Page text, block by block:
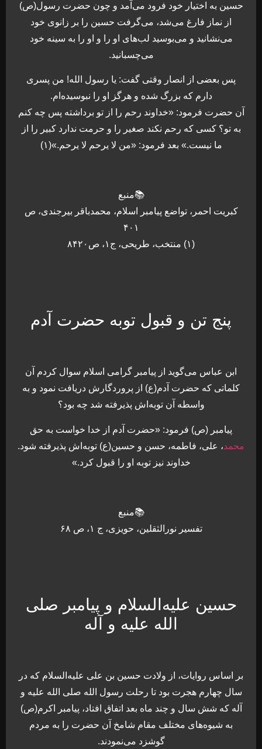
حسین به اختیار خود فرود می‌آمد و چون حضرت رسول(ص)
از نماز فارغ می‌شد، می‌گرفت حسین را بر زانوی خود
می‌نشانید و می‌بوسید لب‌های او را و او را به سینه خود
می‌چسبانید.
پس بعضی از انصار وقتی گفت: یا رسول الله! من پسری
دارم که بزرگ شده و هرگز او را نبوسیده‌ام.
آن حضرت فرمود: «خداوند رحم را از تو برداشته پس چه کنم
به تو؟ کسی که رحم نکند صغیر را و حرمت ندارد کبیر را از
ما نیست.» بعد فرمود: «من لا یرحم لا یرحم.»(۱)
📚منبع
کبریت احمر، تواضع پیامبر اسلام، محمدباقر بیرجندی، ص
۴۰۱
(۱) منتخب، طریحی، ج۱، ص۸۴۲۰
پنج تن و قبول توبه حضرت آدم
ابن عباس می‌گوید از پیامبر گرامی اسلام سوال کردم آن
کلماتی که حضرت آدم(ع) از پروردگارش دریافت نمود و به‌
واسطه آن توبه‌اش پذیرفته شد چه بود؟
پیامبر (ص) فرمود: «حضرت آدم از خدا خواست به ‌حق
محمد، علی، فاطمه، حسن و حسین(ع) توبه‌اش پذیرفته شود.
خداوند نیز توبه او را قبول کرد.»
📚منبع
تفسیر نورالثقلین، حویزی، ج ۱، ص ۶۸
حسین علیه‌السلام و پیامبر صلی
الله علیه و آله
بر اساس روایات، از ولادت حسین بن علی علیه‌السلام که در
سال چهارم هجرت بود تا رحلت رسول الله صلی الله علیه و
آله که شش سال و چند ماه بعد اتفاق افتاد، پیامبر اکرم(ص)
به شیوه‌های مختلف مقام شامخ آن حضرت را به مردم
گوشزد می‌نمودند.